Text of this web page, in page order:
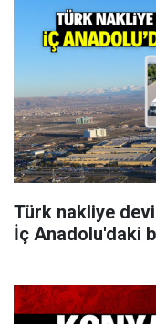
Türk nakliye devi
İç Anadolu'daki